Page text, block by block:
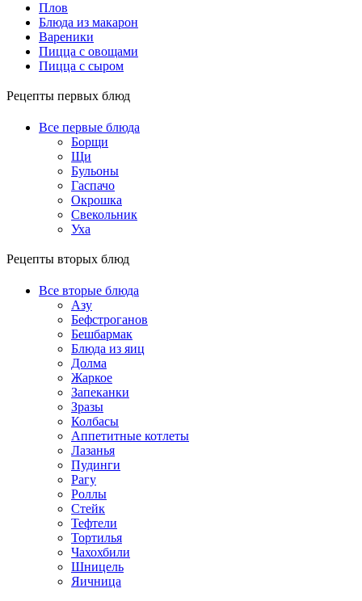
Плов
Блюда из макарон
Вареники
Пицца с овощами
Пицца с сыром
Рецепты первых блюд
Все первые блюда
Борщи
Щи
Бульоны
Гаспачо
Окрошка
Свекольник
Уха
Рецепты вторых блюд
Все вторые блюда
Азу
Бефстроганов
Бешбармак
Блюда из яиц
Долма
Жаркое
Запеканки
Зразы
Колбасы
Аппетитные котлеты
Лазанья
Пудинги
Рагу
Роллы
Стейк
Тефтели
Тортилья
Чахохбили
Шницель
Яичница